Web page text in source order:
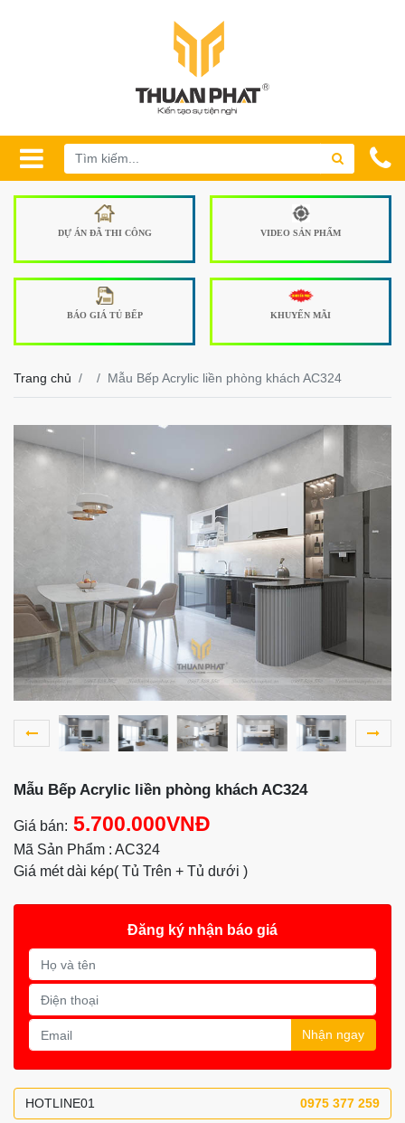
DỰ ÁN ĐÃ THI CÔNG VIDEO SẢN PHẨM
BÁO GIÁ TỦ BẾP KHUYẾN MÃI
Trang chủ Mẫu Bếp Acrylic liền phòng khách AC324
Mẫu Bếp Acrylic liền phòng khách AC324
Giá bán: 5.700.000VNĐ
Mã Sản Phẩm : AC324
Giá mét dài kép( Tủ Trên + Tủ dưới )
Đăng ký nhận báo giá
Nhận ngay
HOTLINE01 0975 377 259